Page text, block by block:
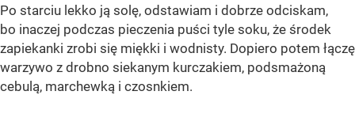
Po starciu lekko ją solę, odstawiam i dobrze odciskam,
bo inaczej podczas pieczenia puści tyle soku, że środek
zapiekanki zrobi się miękki i wodnisty. Dopiero potem łączę
warzywo z drobno siekanym kurczakiem, podsmażoną
cebulą, marchewką i czosnkiem.